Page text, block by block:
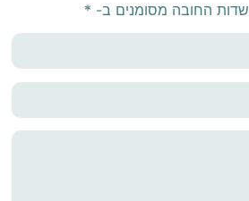
שדות החובה מסומנים ב- *